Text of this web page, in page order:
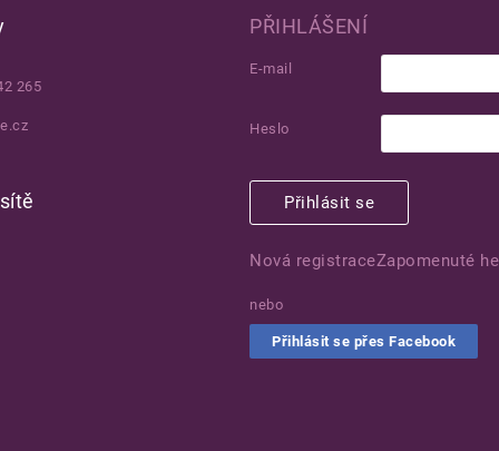
265
PŘIHLÁŠENÍ
E-mail
Heslo
Přihlásit se
Nová registraceZapomenuté
nebo
Přihlásit se přes Facebook